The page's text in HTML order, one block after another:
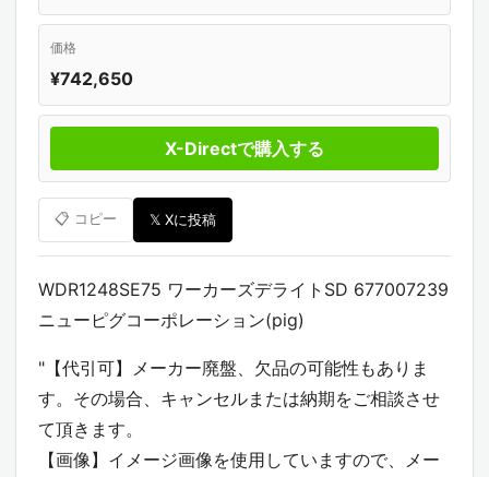
価格
¥742,650
X-Directで購入する
📋 コピー 𝕏 Xに投稿
WDR1248SE75 ワーカーズデライトSD 677007239
ニューピグコーポレーション(pig)
"【代引可】メーカー廃盤、欠品の可能性もありま
す。その場合、キャンセルまたは納期をご相談させ
て頂きます。
【画像】イメージ画像を使用していますので、メー